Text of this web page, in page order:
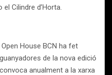
Cilindre d’Horta.
House BCN ha fet
de la nova edició
anualment a la xarxa